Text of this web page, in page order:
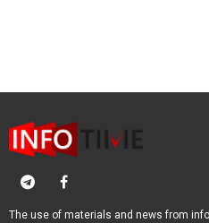
The use of materials and news from